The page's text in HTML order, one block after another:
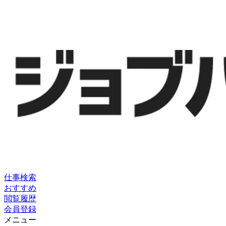
仕事検索
おすすめ
閲覧履歴
会員登録
メニュー